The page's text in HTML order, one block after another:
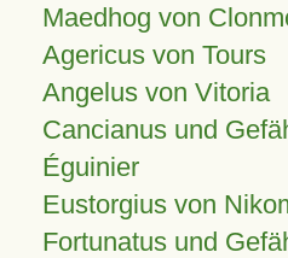
Maedhog von
Agericus von Tours
Angelus von Vitoria
Cancianus und
Éguinier
Eustorgius von
Fortunatus und